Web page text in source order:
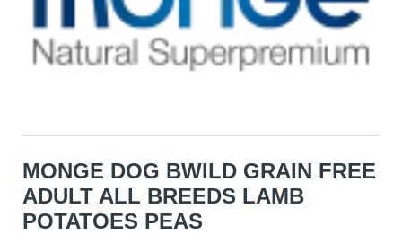
MONGE DOG BWILD GRAIN FREE
ADULT ALL BREEDS LAMB
POTATOES PEAS